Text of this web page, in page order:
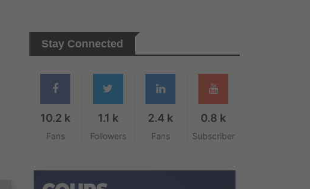
Stay Connected
10.2 k
Fans
1.1 k
Followers
2.4 k
Fans
0.8 k
Subscriber